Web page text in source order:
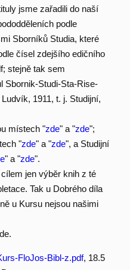
jsme zařadili do naší
podle
Sborníků Studia, které
čísel zdejšího edičního
stejně tak sem
Sbornik-Studi-Sta-Rise-
1911, t. j. Studijní,
místech "zde" a "zde";
"zde" a "zde", a Studijní
" a "zde".
jen výběr knih z té
Tak u Dobrého díla
u Kursu nejsou našimi
FloJos-Bibl-z.pdf, 18.5